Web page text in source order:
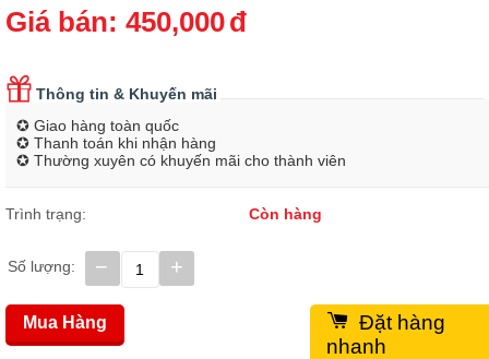
Giá bán: 450,000đ
Thông tin & Khuyến mãi
✪ Giao hàng toàn quốc
✪ Thanh toán khi nhận hàng
✪ Thường xuyên có khuyến mãi cho thành viên
Trình trạng: Còn hàng
Số lượng: +
−
Mua Hàng
Đặt hàng
nhanh